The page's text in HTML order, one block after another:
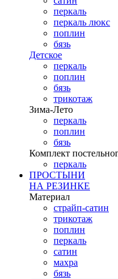
перкаль
перкаль люкс
поплин
бязь
Детское
перкаль
поплин
бязь
трикотаж
Зима-Лето
перкаль
поплин
бязь
Комплект
перкаль
ПРОСТЫНИ
НА РЕЗИНКЕ
Материал
страйп-сатин
трикотаж
поплин
перкаль
сатин
махра
бязь